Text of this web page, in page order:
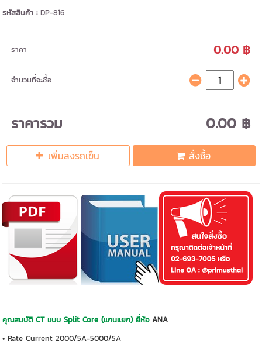
รหัสสินค้า :DP-816
ราคา 0.00 ฿
จำนวนที่จะซื้อ
ราคารวม 0.00 ฿
เพิ่มลงรถเข็น สั่งซื้อ
คุณสมบัติ CT แบบ Split Core (แกนแยก) ยี่ห้อANA
• Rate Current 2000/5A-5000/5A